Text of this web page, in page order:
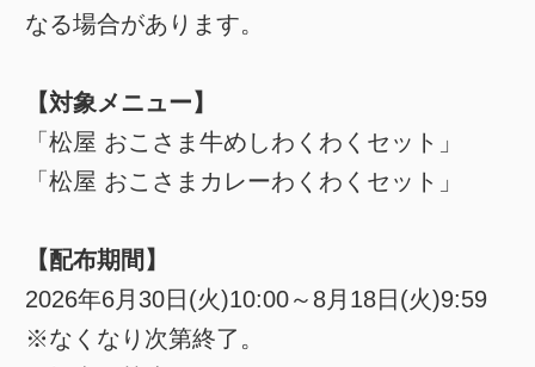
なる場合があります。
【対象メニュー】
「松屋 おこさま牛めしわくわくセット」
「松屋 おこさまカレーわくわくセット」
【配布期間】
2026年6月30日(火)10:00～8月18日(火)9:59
※なくなり次第終了。